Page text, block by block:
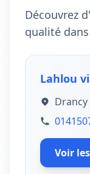
Découvrez
qualité
Lahlou
Drancy
Voir